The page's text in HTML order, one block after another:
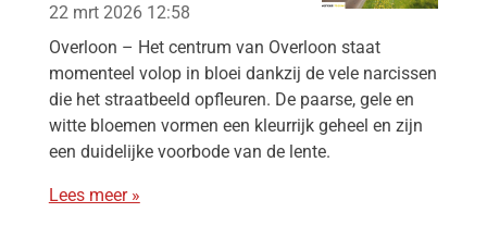
22 mrt 2026 12:58
Overloon – Het centrum van Overloon staat
momenteel volop in bloei dankzij de vele narcissen
die het straatbeeld opfleuren. De paarse, gele en
witte bloemen vormen een kleurrijk geheel en zijn
een duidelijke voorbode van de lente.
Lees meer »